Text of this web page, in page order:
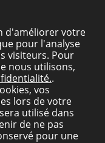
d'améliorer votre
pour l'analyse
visiteurs. Pour
nous utilisons,
.
vos
lors de votre
utilisé dans
de ne pas
pour une